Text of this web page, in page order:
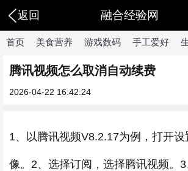
返回 融合经验网
首页 美食营养 游戏数码 手工爱好
腾讯视频怎么取消自动续费
2026-04-22 16:42:24
1、以腾讯视频V8.2.17为例，打开
像。2、选择订阅，选择腾讯视频。3